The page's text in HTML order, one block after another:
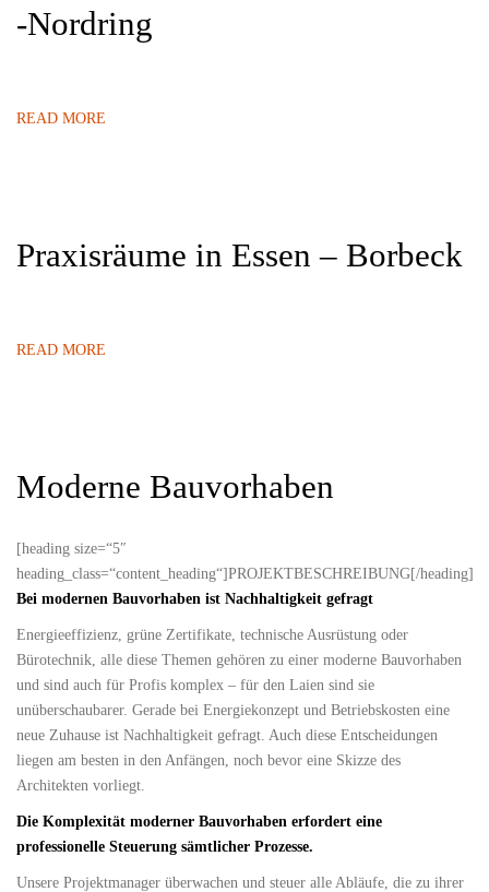
-Nordring
READ MORE
Praxisräume in Essen – Borbeck
READ MORE
Moderne Bauvorhaben
[heading size=“5″
heading_class=“content_heading“]PROJEKTBESCHREIBUNG[/heading]
Bei modernen Bauvorhaben ist Nachhaltigkeit gefragt
Energieeffizienz, grüne Zertifikate, technische Ausrüstung oder
Bürotechnik, alle diese Themen gehören zu einer moderne Bauvorhaben
und sind auch für Profis komplex – für den Laien sind sie
unüberschaubarer. Gerade bei Energiekonzept und Betriebskosten eine
neue Zuhause ist Nachhaltigkeit gefragt. Auch diese Entscheidungen
liegen am besten in den Anfängen, noch bevor eine Skizze des
Architekten vorliegt.
Die Komplexität moderner Bauvorhaben erfordert eine
professionelle Steuerung sämtlicher Prozesse.
Unsere Projektmanager überwachen und steuer alle Abläufe, die zu ihrer